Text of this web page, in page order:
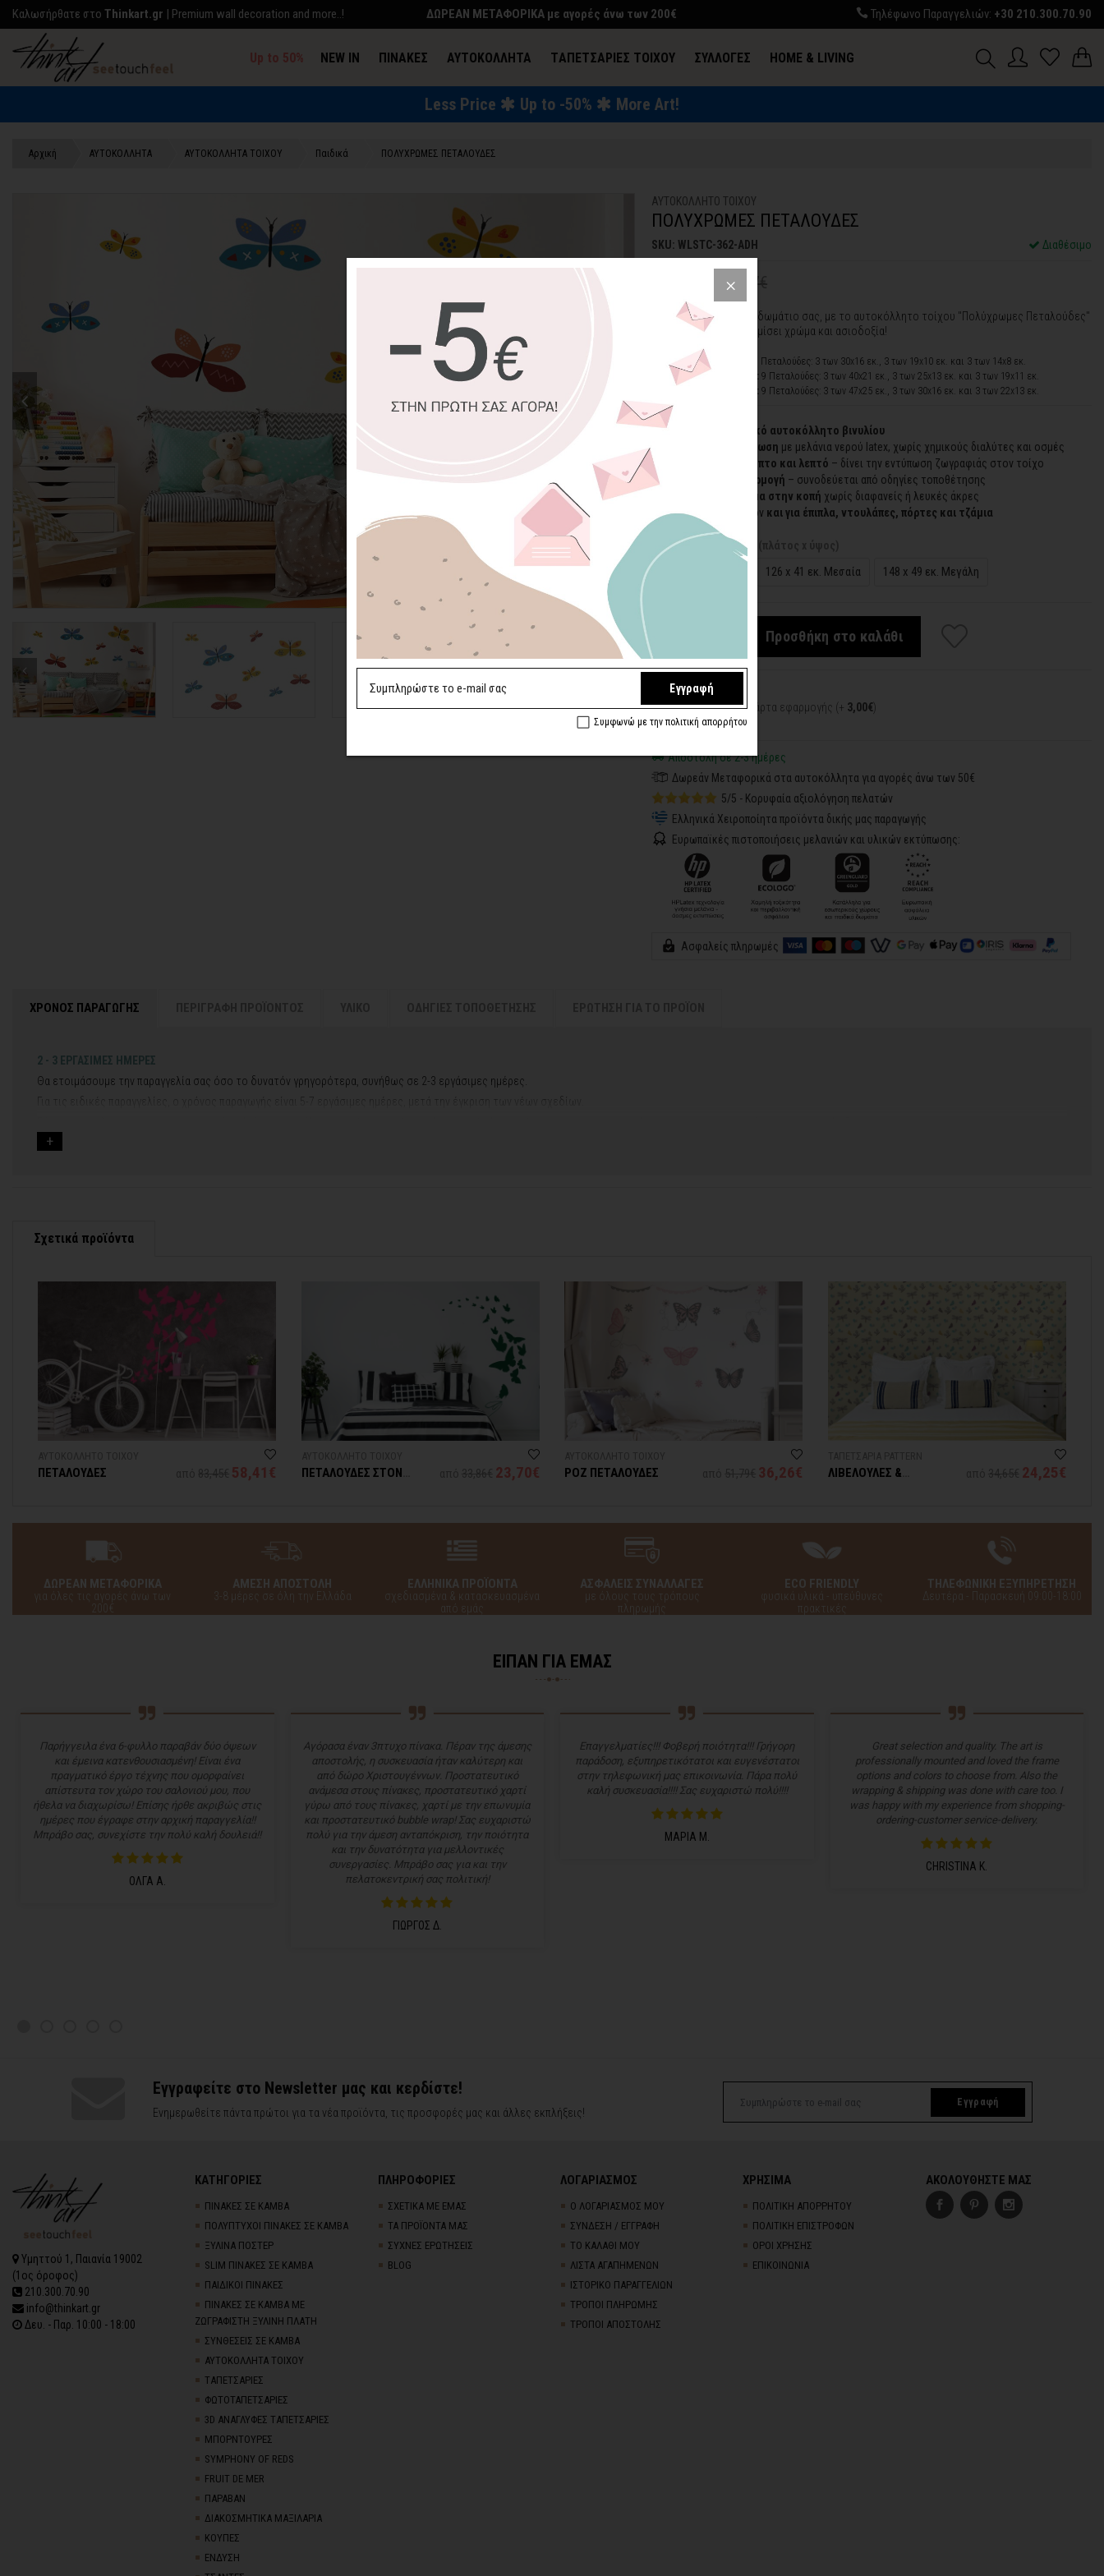
Kαλωσήρθατε στο Thinkart.gr | Premium wall decoration and more..! ΔΩΡΕΑΝ ΜΕΤΑΦΟΡΙΚΑ με αγορές άνω των 200€ Τηλέφωνο Παραγγελιών: +30 210.300.70.90
Up to 50% NEW IN ΠΙΝΑΚΕΣ ΑΥΤΟΚΟΛΛΗΤΑ TΑΠΕΤΣΑΡΙΕΣ ΤΟΙΧΟΥ ΣΥΛΛΟΓΕΣ HOME & LIVING
ΕΝΔΥΣΗ & ΑΞΕΣΟΥΑΡ
Less Price Up to -50% More Art!
Αρχική ΑΥΤΟΚΟΛΛΗΤΑ ΑΥΤΟΚΟΛΛΗΤΑ ΤΟΙΧΟΥ Παιδικά ΠΟΛΥΧΡΩΜΕΣ ΠΕΤΑΛΟΥΔΕΣ
ΑΥΤΟΚΟΛΛΗΤΟ ΤΟΙΧΟΥ
ΠΟΛΥΧΡΩΜΕΣ ΠΕΤΑΛΟΥΔΕΣ
SKU: WLSTC-362-ADH Διαθέσιμο
22,97€
Φέρτε την άνοιξη στο δωμάτιο σας, με το αυτοκόλλητο τοίχου "Πολύχρωμες Πεταλούδες"
και ο χώρος σας θα γεμίσει χρώμα και ασιοδοξία!
Μικρή Διασταση (ΠxΥ):
9 Πεταλούδες: 3 των 30x16 εκ., 3 των 19x10 εκ. και 3 των 14x8 εκ.
Μεσαία Διάσταση
:9 Πεταλούδες: 3 των 40x21 εκ., 3 των 25x13 εκ. και 3 των 19x11 εκ.
:9 Πεταλούδες: 3 των 47x25 εκ., 3 των 30x16 εκ. και 3 των 22x13 εκ.
ματ λευκό αυτοκόλλητο βινυλίου
Οικολογική εκτύπωση με μελάνια νερού latex, χωρίς χημικούς διαλύτες και οσμές
Αδιάβροχο, εύκαμπτο και λεπτό – δίνει την εντύπωση ζωγραφιάς στον τοίχο
Εύκολο στην εφαρμογή – συνοδεύεται από οδηγίες τοποθέτησης
Ποιοτικό φινίρισμα στην κοπή χωρίς διαφανείς ή λευκές άκρες
Κατάλληλο επιπλέον και για έπιπλα, ντουλάπες, πόρτες και τζάμια
Επιλέξτε διαστάσεις (πλάτος x ύψος)
126 x 41 εκ. Μεσαία 148 x 49 εκ. Μεγάλη
Προσθήκη στο καλάθι
Συμπληρώστε με:
Ειδική πλαστική κάρτα εφαρμογής (+ 3,00€)
Αποστολή σε 2-3 ημέρες
Δωρεάν Μεταφορικά στα αυτοκόλλητα για αγορές άνω των 50€
5/5 - Κορυφαία αξιολόγηση πελατών
Ελληνικά Χειροποίητα προϊόντα δικής μας παραγωγής
Ευρωπαϊκές πιστοποιήσεις μελανιών και υλικών εκτύπωσης:
Ασφαλείς πληρωμές
ΧΡΟΝΟΣ ΠΑΡΑΓΩΓΗΣ
2 - 3 ΕΡΓΑΣΙΜΕΣ ΗΜΕΡΕΣ
Θα ετοιμάσουμε την παραγγελία σας όσο το δυνατόν γρηγορότερα, συνήθως σε 2-3 εργάσιμες ημέρες.
Για τις ειδικές παραγγελίες, ο χρόνος παραγωγής είναι 5-7 εργάσιμες ημέρες, μετά την έγκριση των νέων σχεδίων.
Για αυτές τις περιπτώσεις - φροντίστε την παραγγελία σας νωρίτερα!
Σχετικά προϊόντα
ΠΕΤΑΛΟΥΔΕΣ 58,41€
ΠΕΤΑΛΟΥΔΕΣ ΣΤΟΝ
23,70€ ΡΟΖ ΠΕΤΑΛΟΥΔΕΣ 36,26€
ΛΙΒΕΛΟΥΛΕΣ &
24,25€
ΔΩΡΕΑΝ ΜΕΤΑΦΟΡΙΚΑ
για όλες τις αγορές άνω των
200€
ΑΜΕΣΗ ΑΠΟΣΤΟΛΗ
3-8 μέρες σε όλη την Ελλάδα
ΕΛΛΗΝΙΚΑ ΠΡΟΪΟΝΤΑ
σχεδιασμένα & κατασκευασμένα
από εμάς
ΑΣΦΑΛΕΙΣ ΣΥΝΑΛΛΑΓΕΣ
με όλους τους τρόπους
πληρωμής
ECO FRIENDLY
φυσικά υλικά - υπεύθυνες
πρακτικές
ΤΗΛΕΦΩΝΙΚΗ ΕΞΥΠΗΡΕΤΗΣΗ
Δευτέρα - Παρασκευή 09:00-18:00
ΕΙΠΑΝ ΓΙΑ ΕΜΑΣ
Παρήγγειλα ένα 6-φυλλο παραβάν δύο όψεων
και έμεινα κατενθουσιασμένη! Είναι ένα
πραγματικό έργο τέχνης που ομορφαίνει
απίστευτα τον χώρο του σαλονιού μου, που
ήθελα να διαχωρίσω! Επίσης ήρθε ακριβώς στις
ημέρες που έγραφε στην αρχική παραγγελία!!
Μπράβο σας, συνεχίστε την πολύ καλή δουλειά!!
ΟΛΓΑ Α.
Αγόρασα έναν 3πτυχο πίνακα. Πέραν της άμεσης
αποστολής, η συσκευασία ήταν καλύτερη και
από δώρο Χριστουγέννων. Προστατευτικό
ανάμεσα στους πίνακες, προστατευτικό χαρτί
γύρω από τους πίνακες, χαρτί με την επωνυμία
και προστατευτικό bubble wrap! Σας ευχαριστώ
πολύ για την άμεση ανταπόκριση, την ποιότητα
και την δυνατότητα για μελλοντικές
συνεργασίες. Μπράβο σας για και την
πελατοκεντρική σας πολιτική!
ΓΙΩΡΓΟΣ Δ.
Επαγγελματίες!!! Φοβερή ποιότητα!!! Γρήγορη
παράδοση, εξυπηρετικότατοι και ευγενέστατοι
στην τηλεφωνική μας επικοινωνία. Πάρα πολύ
καλή συσκευασία!!!! Σας ευχαριστώ πολύ!!!!
ΜΑΡΙΑ Μ.
Great selection and quality. The art is
professionally mounted and loved the frame
options and colors to choose from. Also the
wrapping & shipping was done with care too. I
was happy with my experience from shopping-
ordering-customer service-delivery.
CHRISTINA K.
Εγγραφείτε στο Newsletter μας και κερδίστε!
Ενημερωθείτε πάντα πρώτοι για τα νέα προϊόντα, τις προσφορές μας και άλλες εκπλήξεις!
Εγγραφή
Υμηττού 1, Παιανία 19002
(1ος όροφος)
210.300.70.90
info@thinkart.gr
Δευ. - Παρ. 10:00 - 18:00
ΚΑΤΗΓΟΡΙΕΣ
ΠΙΝΑΚΕΣ ΣΕ ΚΑΜΒΑ
ΠΟΛΥΠΤΥΧΟΙ ΠΙΝΑΚΕΣ ΣΕ ΚΑΜΒΑ
ΞΥΛΙΝΑ ΠΟΣΤΕΡ
SLIM ΠΙΝΑΚΕΣ ΣΕ ΚΑΜΒΑ
ΠΑΙΔΙΚΟΙ ΠΙΝΑΚΕΣ
ΠΙΝΑΚΕΣ ΣΕ ΚΑΜΒΑ ΜΕ
ΖΩΓΡΑΦΙΣΤΗ ΞΥΛΙΝΗ ΠΛΑΤΗ
ΣΥΝΘΕΣΕΙΣ ΣΕ ΚΑΜΒΑ
ΑΥΤΟΚΟΛΛΗΤΑ ΤΟΙΧΟΥ
TΑΠΕΤΣΑΡΙΕΣ
ΦΩΤΟΤΑΠΕΤΣΑΡΙΕΣ
3D AΝΑΓΛΥΦΕΣ TΑΠΕΤΣΑΡΙΕΣ
ΜΠΟΡΝΤΟΥΡΕΣ
SYMPHONY OF REDS
FRUIT DE MER
ΠΑΡΑΒΑΝ
ΔΙΑΚΟΣΜΗΤΙΚΑ ΜΑΞΙΛΑΡΙΑ
ΚΟΥΠΕΣ
ΕΝΔΥΣΗ
ΠΛΗΡΟΦΟΡΙΕΣ
ΣΧΕΤΙΚΑ ΜΕ ΕΜΑΣ
ΤΑ ΠΡΟΪΟΝΤΑ ΜΑΣ
ΣΥΧΝΕΣ ΕΡΩΤΗΣΕΙΣ
BLOG
ΛΟΓΑΡΙΑΣΜΟΣ
Ο ΛΟΓΑΡΙΑΣΜΟΣ ΜΟΥ
ΣΥΝΔΕΣΗ / ΕΓΓΡΑΦΗ
ΤΟ ΚΑΛΑΘΙ ΜΟΥ
ΛΙΣΤΑ ΑΓΑΠΗΜΕΝΩΝ
ΙΣΤΟΡΙΚΟ ΠΑΡΑΓΓΕΛΙΩΝ
ΤΡΟΠΟΙ ΠΛΗΡΩΜΗΣ
ΤΡΟΠΟΙ ΑΠΟΣΤΟΛΗΣ
ΧΡΗΣΙΜΑ
ΠΟΛΙΤΙΚΗ ΑΠΟΡΡΗΤΟΥ
ΠΟΛΙΤΙΚΗ ΕΠΙΣΤΡΟΦΩΝ
ΟΡΟΙ ΧΡΗΣΗΣ
ΕΠΙΚΟΙΝΩΝΙΑ
ΑΚΟΛΟΥΘΗΣΤΕ ΜΑΣ
Εγγραφή
Συμφωνώ με την πολιτική απορρήτου